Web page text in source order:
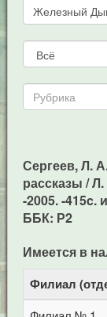
Сергеев, Л.
рассказы /
-2005. -415c.
ББК: Р2
Имеется в
Филиал